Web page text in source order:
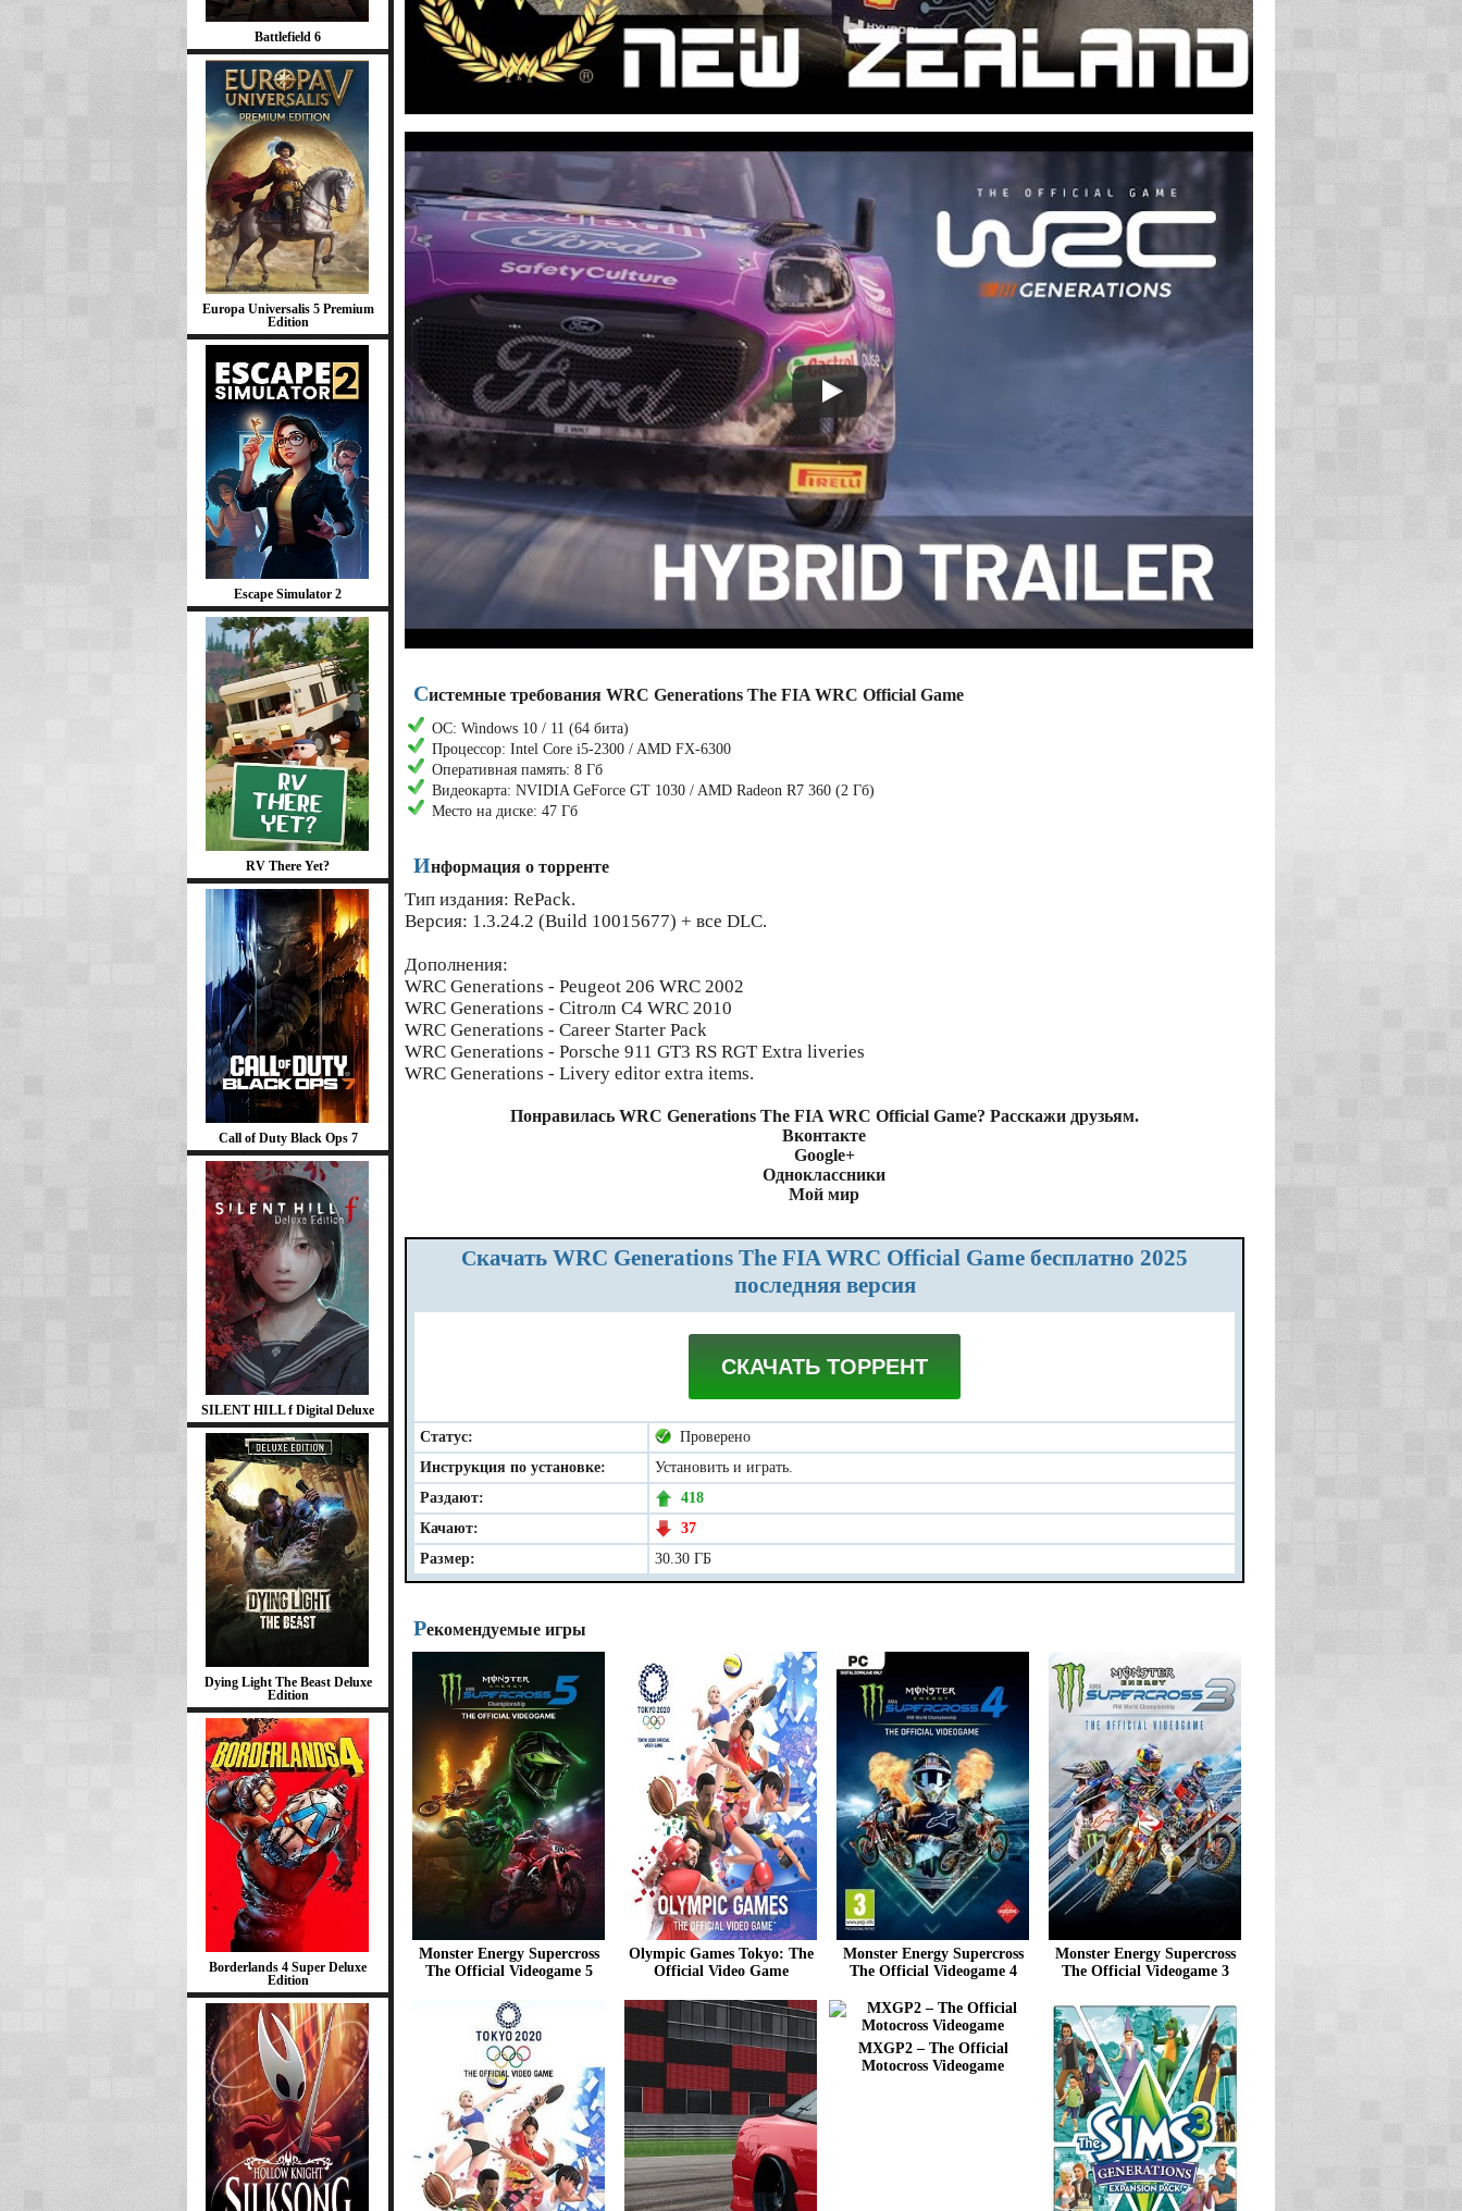
Battlefield 6
Europa Universalis 5 Premium
Edition
Escape Simulator 2
RV There Yet?
Call of Duty Black Ops 7
SILENT HILL f Digital Deluxe
Dying Light The Beast Deluxe
Edition
Borderlands 4 Super Deluxe
Edition
Системные требования WRC Generations The FIA WRC Official Game
ОС: Windows 10 / 11 (64 бита)
Процессор: Intel Core i5-2300 / AMD FX-6300
Оперативная память: 8 Гб
Видеокарта: NVIDIA GeForce GT 1030 / AMD Radeon R7 360 (2 Гб)
Место на диске: 47 Гб
Информация о торренте
Тип издания: RePack.
Версия: 1.3.24.2 (Build 10015677) + все DLC.
Дополнения:
WRC Generations - Peugeot 206 WRC 2002
WRC Generations - Citroлn C4 WRC 2010
WRC Generations - Career Starter Pack
WRC Generations - Porsche 911 GT3 RS RGT Extra liveries
WRC Generations - Livery editor extra items.
Понравилась WRC Generations The FIA WRC Official Game? Расскажи друзьям.
Вконтакте
Google+
Одноклассники
Мой мир
Скачать WRC Generations The FIA WRC Official Game бесплатно 2025
последняя версия
СКАЧАТЬ ТОРРЕНТ
Статус:
Проверено
Инструкция по установке:
Установить и играть.
Раздают:
418
Качают:
37
Размер:
30.30 ГБ
Рекомендуемые игры
Monster Energy Supercross
The Official Videogame 5
Olympic Games Tokyo: The
Official Video Game
Monster Energy Supercross
The Official Videogame 4
Monster Energy Supercross
The Official Videogame 3
MXGP2 – The Official
Motocross Videogame